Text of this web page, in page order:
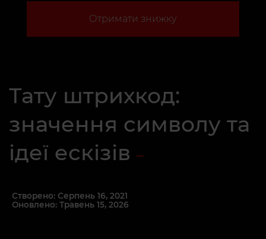
Отримати знижку
Тату штрихкод:
значення символу та
ідеї ескізів
Створено: Серпень 16, 2021
Оновлено: Травень 15, 2026